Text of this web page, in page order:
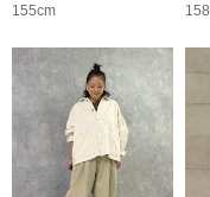
155cm